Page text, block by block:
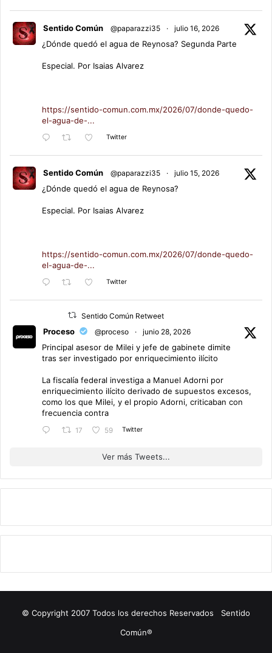
Sentido Común @paparazzi35 · julio 16, 2026
¿Dónde quedó el agua de Reynosa? Segunda Parte
Especial. Por Isaias Alvarez
https://sentido-comun.com.mx/2026/07/donde-quedo-
el-agua-de-...
Twitter
Sentido Común @paparazzi35 · julio 15, 2026
¿Dónde quedó el agua de Reynosa?
Especial. Por Isaias Alvarez
https://sentido-comun.com.mx/2026/07/donde-quedo-
el-agua-de-...
Twitter
Sentido Común Retweet
Proceso @proceso · junio 28, 2026
Principal asesor de Milei y jefe de gabinete dimite
tras ser investigado por enriquecimiento ilícito
La fiscalía federal investiga a Manuel Adorni por
enriquecimiento ilícito derivado de supuestos excesos,
como los que Milei, y el propio Adorni, criticaban con
frecuencia contra
17 59 Twitter
Ver más Tweets...
© Copyright 2007 Todos los derechos Reservados Sentido
Común®